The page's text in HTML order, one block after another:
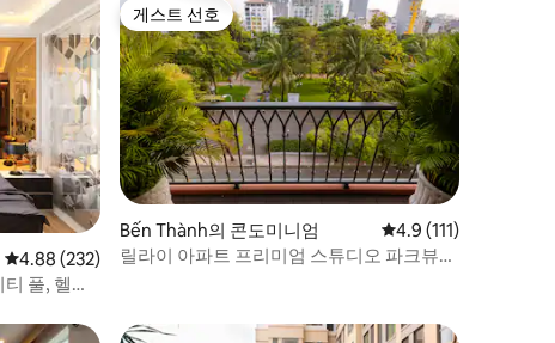
평점 4.88점(5점 만점), 후기 232개
4.88 (232)
풀, 헬스
게스트 선호
게스트 선호
Bến Thành의 콘도미니엄 평점 4.9점(5점 만점),
4.9 (111)
릴라이 아파트 프리미엄 스튜디오 파크뷰